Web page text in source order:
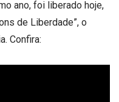
ano, foi liberado hoje,
de Liberdade”, o
Confira: